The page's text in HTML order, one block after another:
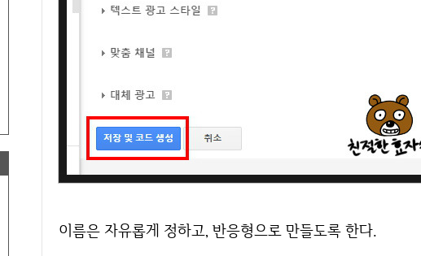
이름은 자유롭게 정하고, 반응형으로 만들도록 한다.